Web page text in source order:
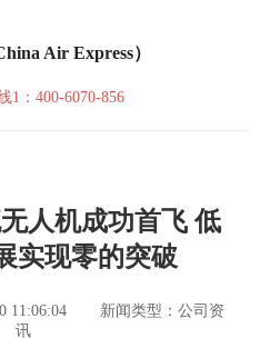
Air Express）
1：400-6070-856
人机成功首飞 低
实现零的突破
11:06:04
新闻类型：公司资
讯